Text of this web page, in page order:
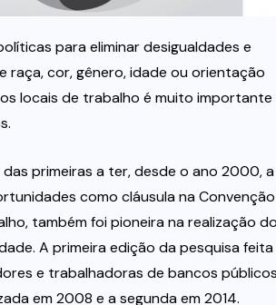
para eliminar desigualdades e
raça, cor, gênero, idade ou orientação
locais de trabalho é muito importante
primeiras a ter, desde o ano 2000, a
como cláusula na Convenção
também foi pioneira na realização
A primeira edição da pesquisa feita
e trabalhadoras de bancos
em 2008 e a segunda em 2014.